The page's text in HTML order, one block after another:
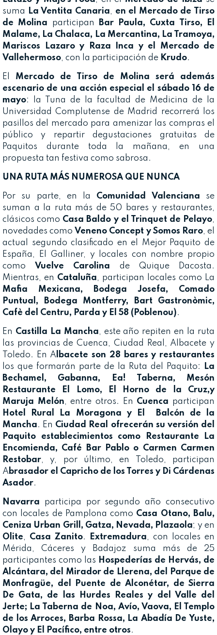
suma
La Ventita Canaria, en el Mercado de Tirso
de Molina participan
Bar Paula, Cuxta Tirso, El
Malame, La Chalaca, La Mercantina, La Tramoya,
Mariscos Lazaro y Raza Inca y el Mercado de
Vallehermoso, con la participación de Krudo.
El Mercado de Tirso de Molina será además
escenario de una acción especial el sábado 16 de
mayo: la Tuna de la facultad de Medicina de la
Universidad Complutense de Madrid recorrerá los
pasillos del mercado para amenizar las compras el
público y repartir degustaciones gratuitas de
Paquitos durante toda la mañana, en una
propuesta tan festiva como sabrosa.
UNA RUTA MÁS NUMEROSA QUE NUNCA
Por su parte, en la Comunidad Valenciana se
suman a la ruta más de 50 bares y restaurantes,
clásicos como Casa Baldo y el Trinquet de Pelayo,
novedades como Veneno Concept y Somos Raro, el
actual segundo clasificado en el Mejor Paquito de
España, El Galliner, y locales con nombre propio
como Vuelve Carolina de Quique Dacosta.
Mientras, en Cataluña, participan locales como La
Mafia Mexicana, Bodega Josefa, Comado
Puntual, Bodega Montferry, Bart Gastronòmic,
Cafè del Centru, Parda y El 58 (Poblenou).
En Castilla La Mancha, este año repiten en la ruta
las provincias de Cuenca, Ciudad Real, Albacete y
Toledo. En A lbacete son 28 bares y restaurantes
los que formarán parte de la Ruta del Paquito:
La
Bechamel, Gabanna, Ea! Taberna, Mesón
Restaurante El Lomo, El Horno de la Cruz,y
Maruja Melón, entre otros. En Cuenca participan
Hotel Rural La Moragona y El Balcón de la
Mancha. En Ciudad Real
ofrecerán su versión del
Paquito establecimientos como Restaurante La
Encomienda, Café Bar Pablo o Carmen Carmen
Restobar, y, por último, en Toledo, participan
Abrasador el Capricho de los Torres y Di Cárdenas
Asador.
Navarra participa por segundo año consecutivo
con locales de Pamplona como Casa Otano, Balu,
Ceniza Urban Grill, Gatza, Nevada, Plazaola; y en
Olite, Casa Zanito. Extremadura, con locales en
Mérida, Cáceres y Badajoz suma más de 25
participantes como las Hospederías de Hervás, de
Alcántara, del Mirador de Llerena, del Parque de
Monfragüe, del Puente de Alconétar, de Sierra
De Gata, de las Hurdes Reales y del Valle del
Jerte; La Taberna de Noa, Avío, Vaova, El Templo
de los Arroces, Barba Rossa, La Abadía De Yuste,
Olayo y El Pacífico, entre otros.